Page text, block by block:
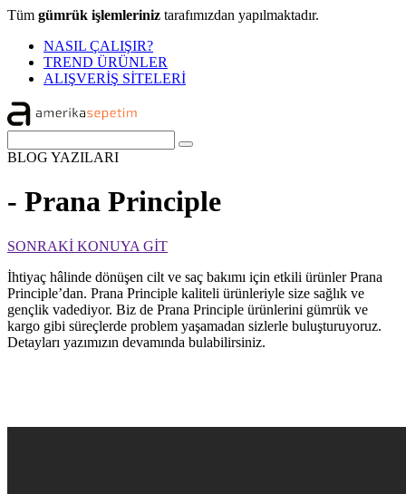
Tüm gümrük işlemleriniz tarafımızdan yapılmaktadır.
NASIL ÇALIŞIR?
TREND ÜRÜNLER
ALIŞVERİŞ SİTELERİ
BLOG YAZILARI
- Prana Principle
SONRAKİ KONUYA GİT
İhtiyaç hâlinde dönüşen cilt ve saç bakımı için etkili ürünler Prana
Principle’dan. Prana Principle kaliteli ürünleriyle size sağlık ve
gençlik vadediyor. Biz de Prana Principle ürünlerini gümrük ve
kargo gibi süreçlerde problem yaşamadan sizlerle buluşturuyoruz.
Detayları yazımızın devamında bulabilirsiniz.